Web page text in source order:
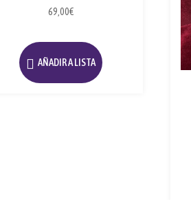
69,00€
AÑADIR A LISTA